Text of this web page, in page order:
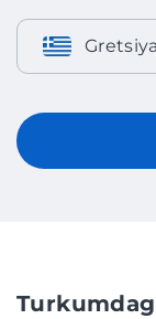
Gretsiya